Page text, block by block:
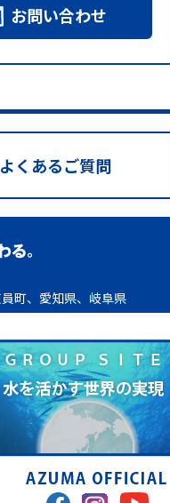
お問い合わせ
よくあるご質問
町、愛知県、岐阜県